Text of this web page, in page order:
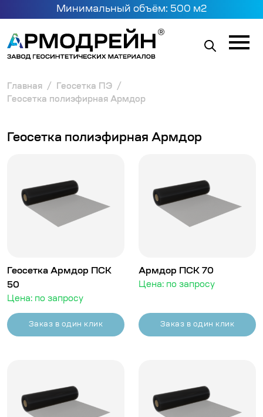
Главная
Геосетка ПЭ
Геосетка полиэфирная Армдор
Геосетка полиэфирная Армдор
Геосетка Армдор ПСК
50
Цена: по запросу
Заказ в один клик
Армдор ПСК 70
Цена: по запросу
Заказ в один клик
Минимальный объём: 500 м2